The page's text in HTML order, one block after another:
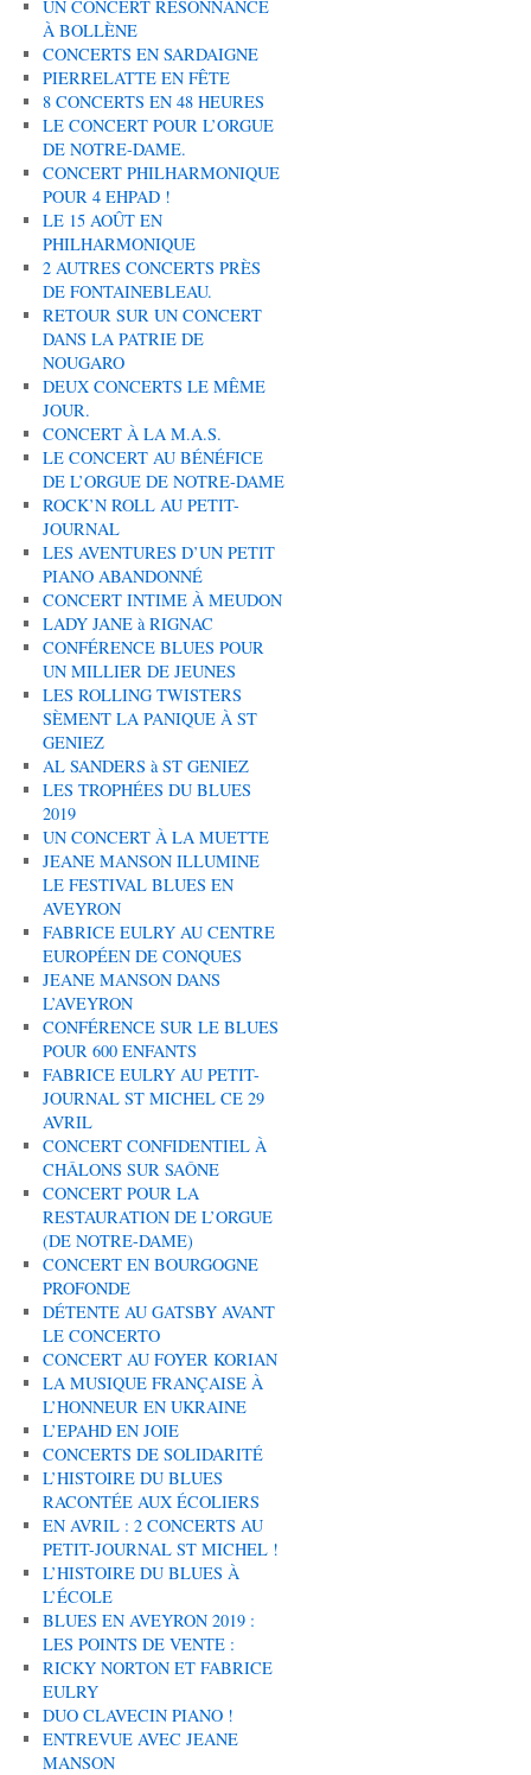
UN CONCERT RÉSONNANCE
À BOLLÈNE
CONCERTS EN SARDAIGNE
PIERRELATTE EN FÊTE
8 CONCERTS EN 48 HEURES
LE CONCERT POUR L’ORGUE
DE NOTRE-DAME.
CONCERT PHILHARMONIQUE
POUR 4 EHPAD !
LE 15 AOÛT EN
PHILHARMONIQUE
2 AUTRES CONCERTS PRÈS
DE FONTAINEBLEAU.
RETOUR SUR UN CONCERT
DANS LA PATRIE DE
NOUGARO
DEUX CONCERTS LE MÊME
JOUR.
CONCERT À LA M.A.S.
LE CONCERT AU BÉNÉFICE
DE L’ORGUE DE NOTRE-DAME
ROCK’N ROLL AU PETIT-
JOURNAL
LES AVENTURES D’UN PETIT
PIANO ABANDONNÉ
CONCERT INTIME À MEUDON
LADY JANE à RIGNAC
CONFÉRENCE BLUES POUR
UN MILLIER DE JEUNES
LES ROLLING TWISTERS
SÈMENT LA PANIQUE À ST
GENIEZ
AL SANDERS à ST GENIEZ
LES TROPHÉES DU BLUES
2019
UN CONCERT À LA MUETTE
JEANE MANSON ILLUMINE
LE FESTIVAL BLUES EN
AVEYRON
FABRICE EULRY AU CENTRE
EUROPÉEN DE CONQUES
JEANE MANSON DANS
L’AVEYRON
CONFÉRENCE SUR LE BLUES
POUR 600 ENFANTS
FABRICE EULRY AU PETIT-
JOURNAL ST MICHEL CE 29
AVRIL
CONCERT CONFIDENTIEL À
CHÂLONS SUR SAÔNE
CONCERT POUR LA
RESTAURATION DE L’ORGUE
(DE NOTRE-DAME)
CONCERT EN BOURGOGNE
PROFONDE
DÉTENTE AU GATSBY AVANT
LE CONCERTO
CONCERT AU FOYER KORIAN
LA MUSIQUE FRANÇAISE À
L’HONNEUR EN UKRAINE
L’EPAHD EN JOIE
CONCERTS DE SOLIDARITÉ
L’HISTOIRE DU BLUES
RACONTÉE AUX ÉCOLIERS
EN AVRIL : 2 CONCERTS AU
PETIT-JOURNAL ST MICHEL !
L’HISTOIRE DU BLUES À
L’ÉCOLE
BLUES EN AVEYRON 2019 :
LES POINTS DE VENTE :
RICKY NORTON ET FABRICE
EULRY
DUO CLAVECIN PIANO !
ENTREVUE AVEC JEANE
MANSON